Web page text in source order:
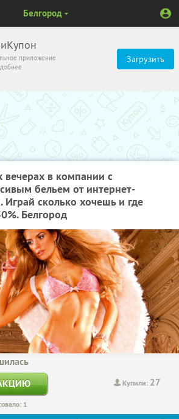
приложение
Загрузить
Белгород
вечерах в компании с
бельем от интернет-
Играй сколько хочешь и где
Белгород
Купили: 27
1